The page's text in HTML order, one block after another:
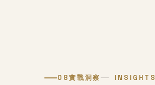
08實戰洞察 INSIGHTS